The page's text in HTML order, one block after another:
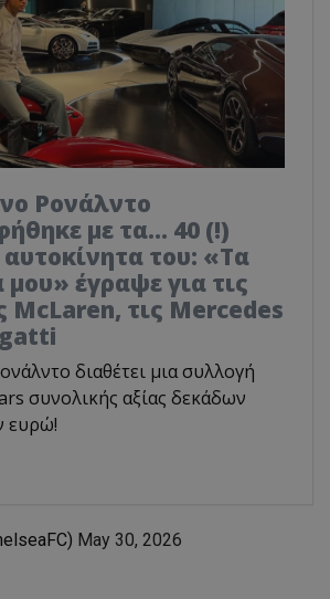
Ρονάλντο
με τα... 40 (!)
του: «Τα
μου» έγραψε για τις
McLaren, τις Mercedes
διαθέτει μια συλλογή
συνολικής αξίας δεκάδων
ευρώ!
May 30, 2026